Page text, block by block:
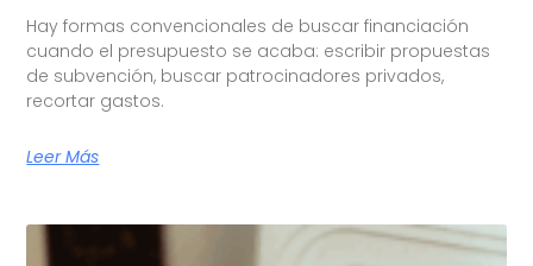
Hay formas convencionales de buscar financiación
cuando el presupuesto se acaba: escribir propuestas
de subvención, buscar patrocinadores privados,
recortar gastos.
Leer Más